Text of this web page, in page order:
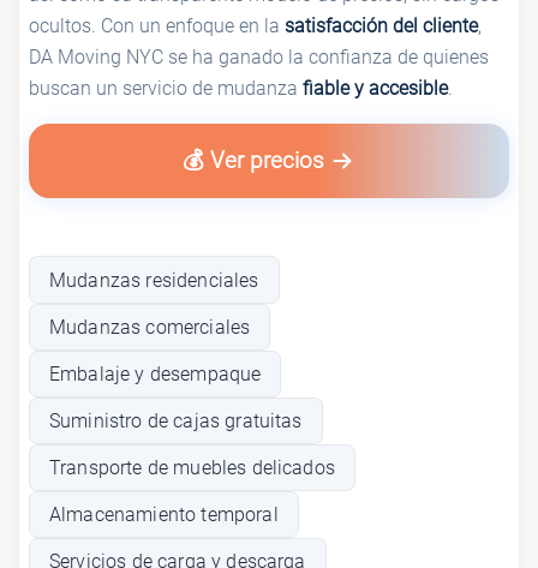
ocultos. Con un enfoque en la satisfacción del cliente,
DA Moving NYC se ha ganado la confianza de quienes
buscan un servicio de mudanza fiable y accesible.
💰 Ver precios
Mudanzas residenciales
Mudanzas comerciales
Embalaje y desempaque
Suministro de cajas gratuitas
Transporte de muebles delicados
Almacenamiento temporal
Servicios de carga y descarga